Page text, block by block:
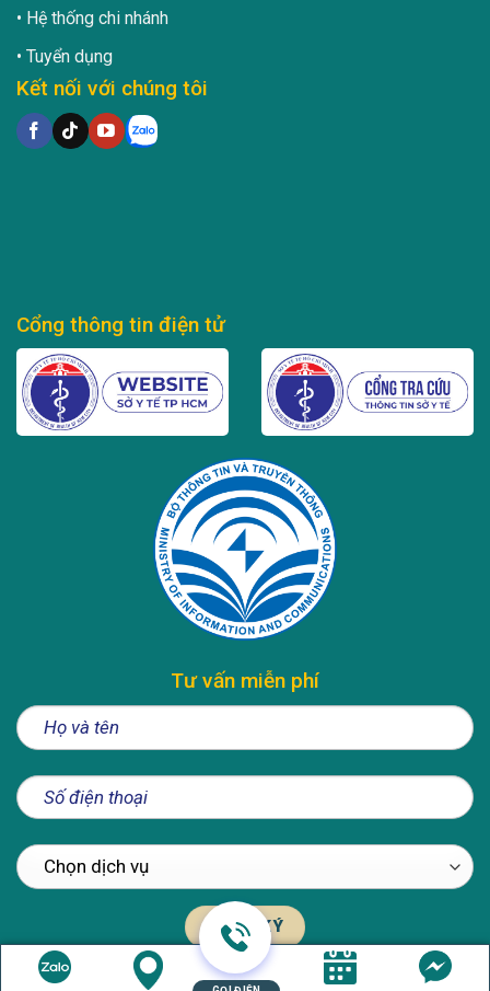
Hệ thống chi nhánh
Tuyển dụng
Kết nối với chúng tôi
Cổng thông tin điện tử
Tư vấn miễn phí